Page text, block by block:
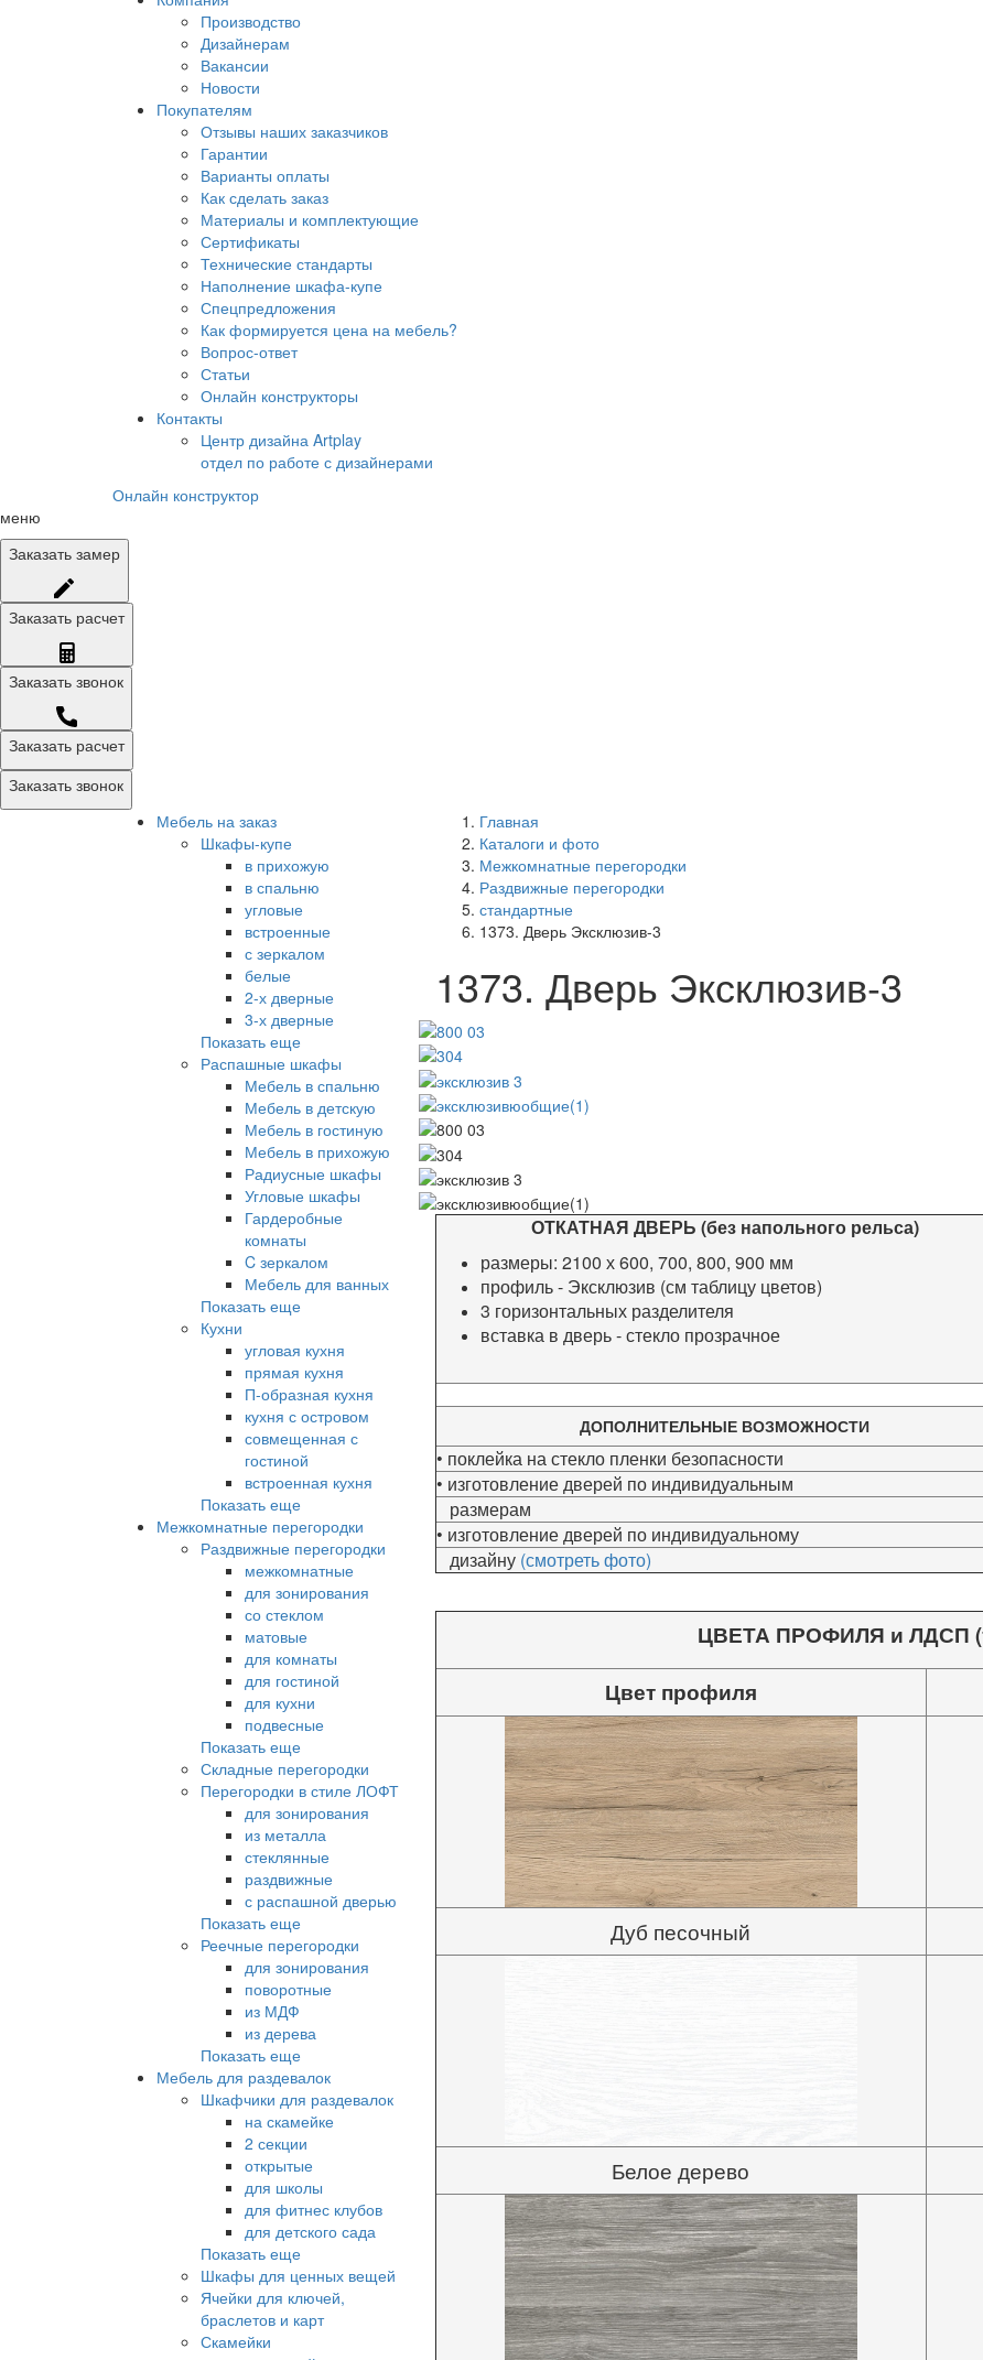
Производство
Дизайнерам
Вакансии
Новости
Покупателям
Отзывы наших заказчиков
Гарантии
Варианты оплаты
Как сделать заказ
Материалы и комплектующие
Сертификаты
Технические стандарты
Наполнение шкафа-купе
Спецпредложения
Как формируется цена на мебель?
Вопрос-ответ
Статьи
Онлайн конструкторы
Контакты
Центр дизайна Artplay
отдел по работе с дизайнерами
Онлайн конструктор
меню
Заказать замер
Заказать расчет
Заказать звонок
Заказать расчет
Заказать звонок
Мебель на заказ
Шкафы-купе
в прихожую
в спальню
угловые
встроенные
с зеркалом
белые
2-х дверные
3-х дверные
Показать еще
Распашные шкафы
Мебель в спальню
Мебель в детскую
Мебель в гостиную
Мебель в прихожую
Радиусные шкафы
Угловые шкафы
Гардеробные
комнаты
C зеркалом
Мебель для ванных
Показать еще
Кухни
угловая кухня
прямая кухня
П-образная кухня
кухня с островом
совмещенная с
гостиной
встроенная кухня
Показать еще
Межкомнатные перегородки
Раздвижные перегородки
межкомнатные
для зонирования
со стеклом
матовые
для комнаты
для гостиной
для кухни
подвесные
Показать еще
Складные перегородки
Перегородки в стиле ЛОФТ
для зонирования
из металла
стеклянные
раздвижные
с распашной дверью
Показать еще
Реечные перегородки
для зонирования
поворотные
из МДФ
из дерева
Показать еще
Мебель для раздевалок
Шкафчики для раздевалок
на скамейке
2 секции
открытые
для школы
для фитнес клубов
для детского сада
Показать еще
Шкафы для ценных вещей
Ячейки для ключей,
браслетов и карт
Скамейки
Главная
Каталоги и фото
Межкомнатные перегородки
Раздвижные перегородки
стандартные
1373. Дверь Эксклюзив-3
1373. Дверь Эксклюзив-3
ОТКАТНАЯ ДВЕРЬ (без напольного рельса)
размеры: 2100 х 600, 700, 800, 900 мм
профиль - Эксклюзив (см таблицу цветов)
3 горизонтальных разделителя
вставка в дверь - стекло прозрачное
ДОПОЛНИТЕЛЬНЫЕ ВОЗМОЖНОСТИ
• поклейка на стекло пленки безопасности
• изготовление дверей по индивидуальным
размерам
• изготовление дверей по индивидуальному
дизайну (смотреть фото)
ЦВЕТА ПРОФИЛЯ и ЛДСП
Цвет профиля
Дуб песочный
Белое дерево